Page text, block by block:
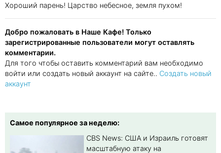
Хороший парень! Царство небесное, земля пухом!
Добро пожаловать в Наше Кафе! Только
зарегистрированные пользователи могут оставлять
комментарии.
Для того чтобы оставить комментарий вам необходимо
войти или создать новый аккаунт на сайте.. Создать новый
аккаунт
Самое популярное за неделю:
CBS News: США и Израиль готовят
масштабную атаку на